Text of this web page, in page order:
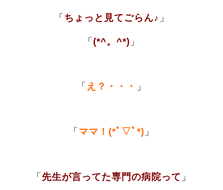
「 ちょっと見てごらん♪ 」
「(*^。^*) 」
「 え？・・・ 」
「 ママ！(*ﾟ▽ﾟ*) 」
「先生が言ってた専門の病院って 」